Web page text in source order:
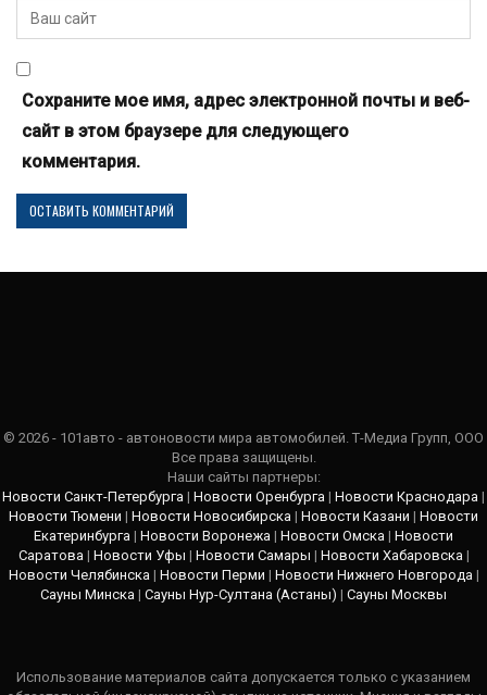
Сохраните мое имя, адрес электронной почты и веб-
сайт в этом браузере для следующего
комментария.
© 2026 - 101авто - автоновости мира автомобилей. Т-Медиа Групп, ООО
Все права защищены.
Наши сайты партнеры:
Новости Санкт-Петербурга | Новости Оренбурга | Новости Краснодара |
Новости Тюмени | Новости Новосибирска | Новости Казани | Новости
Екатеринбурга | Новости Воронежа | Новости Омска | Новости
Саратова | Новости Уфы | Новости Самары | Новости Хабаровска |
Новости Челябинска | Новости Перми | Новости Нижнего Новгорода |
Сауны Минска | Сауны Нур-Султана (Астаны) | Сауны Москвы
Использование материалов сайта допускается только с указанием